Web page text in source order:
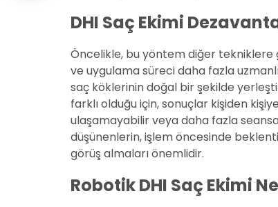
DHI Saç Ekimi
Öncelikle, bu yöntem diğer tekniklere
ve uygulama süreci daha fazla
saç köklerinin doğal bir şekilde
farklı olduğu için, sonuçlar kişiden
ulaşamayabilir veya daha fazla
düşünenlerin, işlem öncesinde
görüş almaları önemlidir.
Robotik DHI Saç Ekimi